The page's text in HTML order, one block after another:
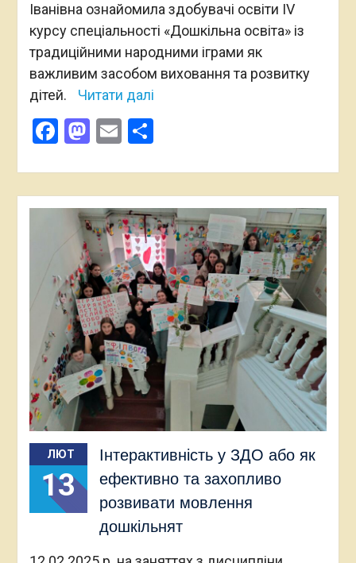
Іванівна ознайомила здобувачі освіти IV
курсу спеціальності «Дошкільна освіта» із
традиційними народними іграми як
важливим засобом виховання та розвитку
дітей.
Читати далі
Facebook
Mastodon
EmailПоділитися
ЛЮТ
13
Інтерактивність у ЗДО або як
ефективно та захопливо
розвивати мовлення
дошкільнят